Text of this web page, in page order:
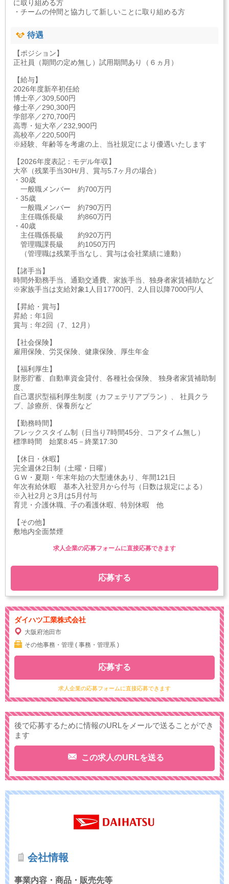
に取り組める方
・チームの仲間と協力して新しいことに取り組める方
待遇
【ポジション】
正社員（期間の定め無し）試用期間あり（６ヵ月）
【給与】
2026年度新卒初任給
博士卒／309,500円
修士卒／290,300円
学部卒／270,700円
高専・短大卒／232,900円
高校卒／220,500円
※経験、年齢等を考慮の上、当社規定により優遇いたします
【2026年度表記：モデル年収】
大卒（残業手当30H/月、賞与5.7ヶ月の場合）
・30歳
一般職メンバー 約700万円
・35歳
一般職メンバー 約790万円
主任職係長級 約860万円
・40歳
主任職係長級 約920万円
管理職課長級 約1050万円
（管理職は残業手当なし、賞与は会社業績に連動）
【諸手当】
時間外勤務手当、通勤交通費、家族手当、独身者家賃補助など
※家族手当は支給対象1人目17700円、2人目以降7000円/人
【昇給・賞与】
昇給：年1回
賞与：年2回（7、12月）
【社会保険】
雇用保険、労災保険、健康保険、厚生年金
【福利厚生】
財形貯蓄、自動車資金貸付、各種社会保険、 独身者家賃補助制
度、
自己選択型福利厚生制度（カフェテリアプラン）、 社員クラ
ブ、診療所、保養所など
【勤務時間】
フレックスタイム制（日当り7時間45分、コアタイム無し）
標準時間 始業8:45－終業17:30
【休日・休暇】
完全週休2日制（土曜・日曜）
ＧＷ・夏期・年末年始の大型連休あり、年間121日
年次有給休暇 基本入社翌月から付与（日数は規定による）
※入社2月と3月は5月付与
育児・介護休職、子の看護休暇、特別休暇 他
【その他】
敷地内全面禁煙
応募する
求人企業の応募フォームに直接応募できます
ダイハツ工業株式会社
大阪府池田市
その他事務・管理 ( 事務・管理系 )
求人企業の応募フォームに直接応募できます
応募する
後で応募するために情報のURLをメールで送ることができ
ます
この求人のURLを送る
会社情報
事業内容・商品・販売先等